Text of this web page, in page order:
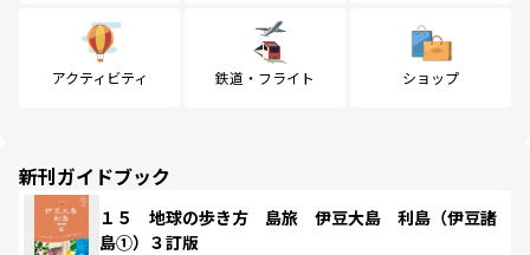
アクティビティ 鉄道・フライト ショップ
新刊ガイドブック
１５ 地球の歩き方 島旅 伊豆大島 利島（伊豆諸
島①）３訂版